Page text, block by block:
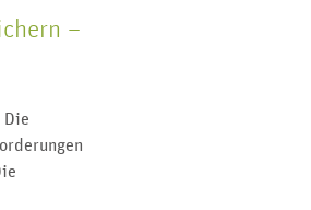
–
Die